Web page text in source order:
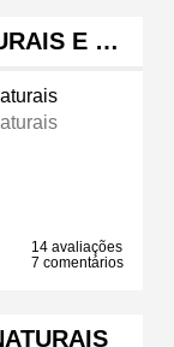
E …
14 avaliações
7 comentários